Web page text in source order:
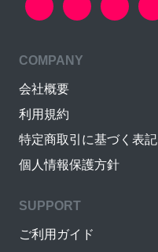
COMPANY
会社概要
利用規約
特定商取引に基づく表記
個人情報保護方針
SUPPORT
ご利用ガイド